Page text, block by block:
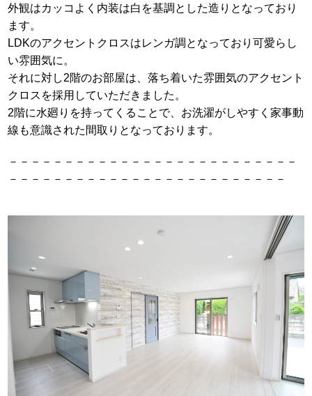
外観はカッコよく内装は白を基調とした造りとなっており
ます。
LDKのアクセントクロスはレンガ調となっており可愛らし
い雰囲気に。
それに対し2階のお部屋は、落ち着いた雰囲気のアクセント
クロスを採用していただきました。
2階に水廻りを持ってくることで、お洗濯がしやすく家事動
線も意識された間取りとなっております。
－－－－－－－－－－－－－－－－－－－－－－－－－－
－－－－－－－－－－－－－－－－－－－－－－－－－